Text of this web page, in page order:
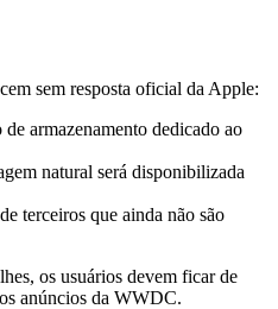
sem resposta oficial da Apple:
armazenamento dedicado ao
natural será disponibilizada
terceiros que ainda não são
os usuários devem ficar de
anúncios da WWDC.